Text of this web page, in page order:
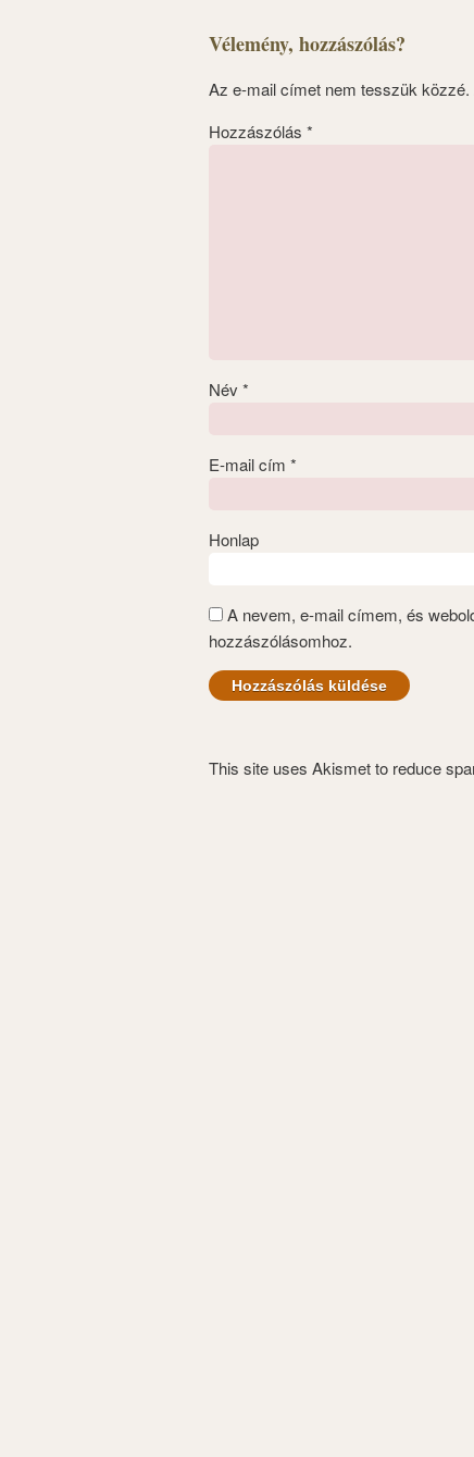
Vélemény, hozzászólás?
Az e-mail címet nem tesszük közzé.
Hozzászólás *
Név *
E-mail cím *
Honlap
A nevem, e-mail címem, és
hozzászólásomhoz.
This site uses Akismet to reduce